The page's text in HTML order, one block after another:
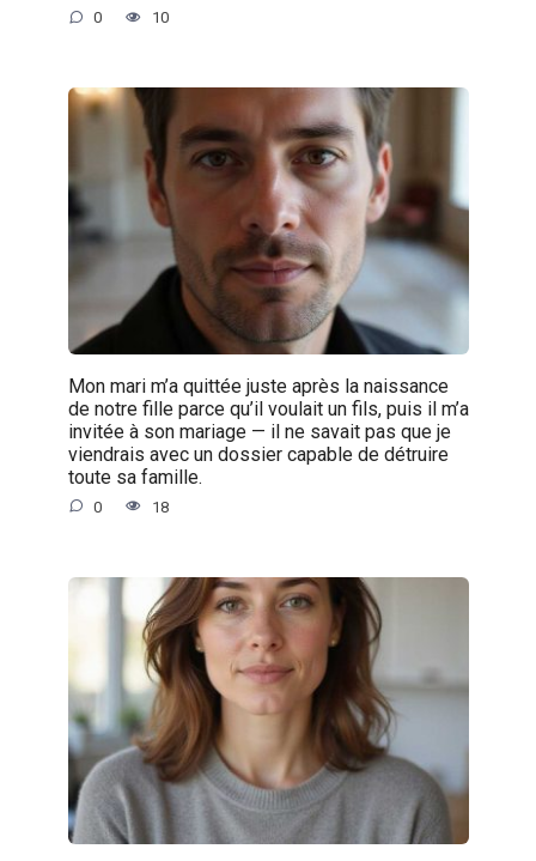
0 10
Mon mari m’a quittée juste après la naissance
de notre fille parce qu’il voulait un fils, puis il m’a
invitée à son mariage — il ne savait pas que je
viendrais avec un dossier capable de détruire
toute sa famille.
0 18